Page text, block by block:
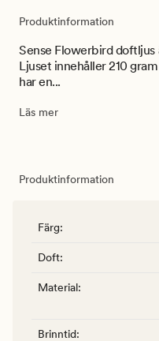
Produktinformation
Sense Flowerbird doftljus
Ljuset innehåller 210
har en...
Läs mer
Produktinformation
Färg:
Doft:
Material:
Brinntid: